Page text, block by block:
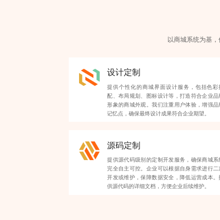
以商城系统为基
设计定制
提供个性化的商城界面设计服务，包括色彩
配、布局规划、图标设计等，打造符合企业品
形象的商城外观。我们注重用户体验，增强品
记忆点，确保最终设计成果符合企业期望。
源码定制
提供源代码级别的定制开发服务，确保商城系
完全自主可控。企业可以根据自身需求进行二
开发或维护，保障数据安全，降低运营成本。
供源代码的详细文档，方便企业后续维护。